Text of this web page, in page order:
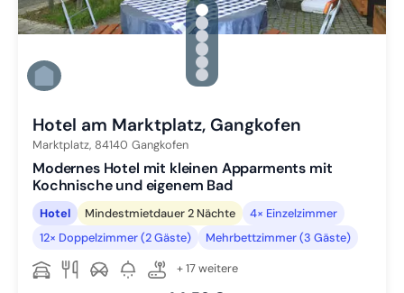
gallery.slide_selector
Zu Slide 1 wechseln
Zu Slide 2 wechseln
Zu Slide 3 wechseln
Zu Slide 4 wechseln
Zu Slide 5 wechseln
Zu Slide 6 wechseln
Hotel am Marktplatz, Gangkofen
Marktplatz, 84140 Gangkofen
Modernes Hotel mit kleinen Apparments mit
Kochnische und eigenem Bad
Hotel Mindestmietdauer 2 Nächte
4× Einzelzimmer
12× Doppelzimmer (2 Gäste)
Mehrbettzimmer (3 Gäste)
+ 17 weitere